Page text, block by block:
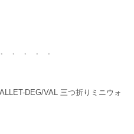
DEG/VAL 三つ折りミニウォ